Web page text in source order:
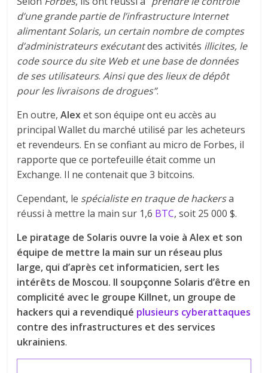
d’une grande partie de l’infrastructure Internet
alimentant Solaris, un certain nombre de comptes
d’administrateurs exécutantdes activités illicites, le
code source du site Web et une base de données
de ses utilisateurs.Ainsi que des lieux de dépôt
pour les livraisons de drogues”.
En outre,Alexet son équipe ont eu accès au
principal Wallet du marché utilisé par les acheteurs
et revendeurs. En se confiant au micro de Forbes, il
rapporte que ce portefeuille était comme un
Exchange. Il ne contenait que 3 bitcoins.
Cependant, le spécialiste en traque de hackersa
réussi à mettre la main sur 1,6 BTC, soit 25 000 $.
Le piratage de Solaris ouvre la voie à Alex et son
équipe de mettre la main sur un réseau plus
large, qui d’après cet informaticien, sert les
intérêts de Moscou. Il soupçonne Solaris d’être en
complicité avec le groupe Killnet, un groupe de
hackers qui a revendiqué plusieurs cyberattaques
contre des infrastructures et des services
ukrainiens.